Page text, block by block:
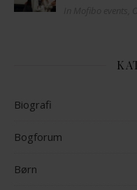
Biografi
Bogforum
Børn